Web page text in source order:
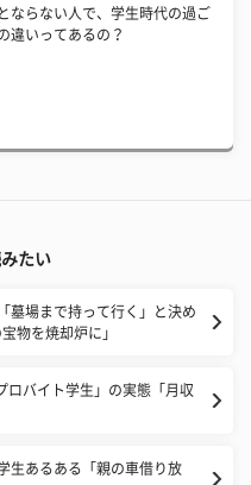
ならない人で、学生時代の過ご
違いってあるの？
たい
場まで持って行く」と決め
物を焼却炉に」
ロバイト学生」の実態「月収
生あるある「親の車借り放